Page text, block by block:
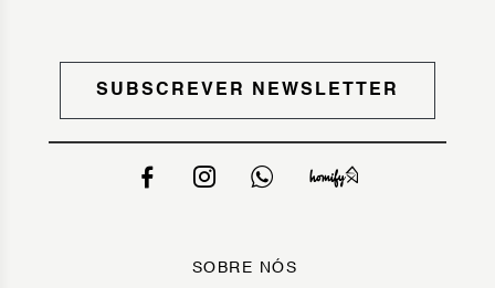
SUBSCREVER NEWSLETTER
SOBRE NÓS